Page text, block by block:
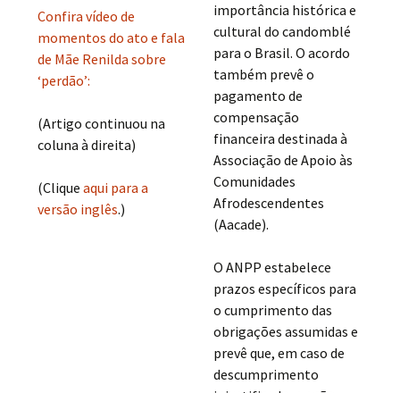
Confira vídeo de
momentos do ato e fala
de Mãe Renilda sobre
‘perdão’:
(Artigo continuou na
coluna à direita)
(Cliqueaqui para a
versão inglês.)
importância histórica e
cultural do candomblé
para o Brasil. O acordo
também prevê o
pagamento de
compensação
financeira destinada à
Associação de Apoio às
Comunidades
Afrodescendentes
(Aacade).
O ANPP estabelece
prazos específicos para
o cumprimento das
obrigações assumidas e
prevê que, em caso de
descumprimento